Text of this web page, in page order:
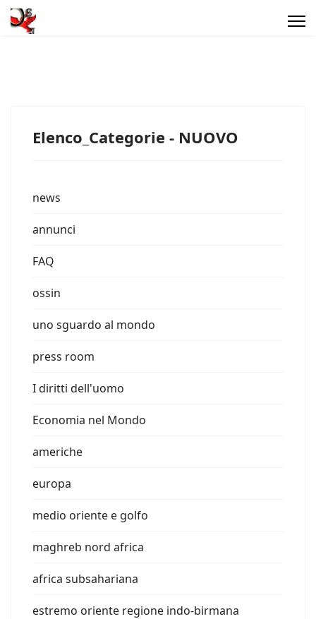
Elenco_Categorie - NUOVO
news
annunci
FAQ
ossin
uno sguardo al mondo
press room
I diritti dell'uomo
Economia nel Mondo
americhe
europa
medio oriente e golfo
maghreb nord africa
africa subsahariana
estremo oriente regione indo-birmana